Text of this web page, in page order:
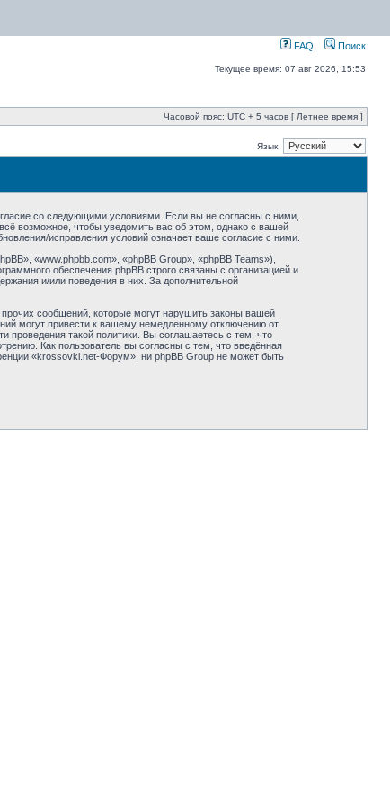
FAQ Поиск
Текущее время: 07 авг 2026, 15:53
Часовой пояс: UTC + 5 часов [ Летнее время ]
Язык:
со следующими условиями. Если вы не согласны с ними,
возможное, чтобы уведомить вас об этом, однако с вашей
исправления условий означает ваше согласие с ними.
«www.phpbb.com», «phpBB Group», «phpBB Teams»),
обеспечения phpBB строго связаны с организацией и
и/или поведения в них. За дополнительной
сообщений, которые могут нарушить законы вашей
могут привести к вашему немедленному отключению от
такой политики. Вы соглашаетесь с тем, что
Как пользователь вы согласны с тем, что введённая
«krossovki.net-Форум», ни phpBB Group не может быть